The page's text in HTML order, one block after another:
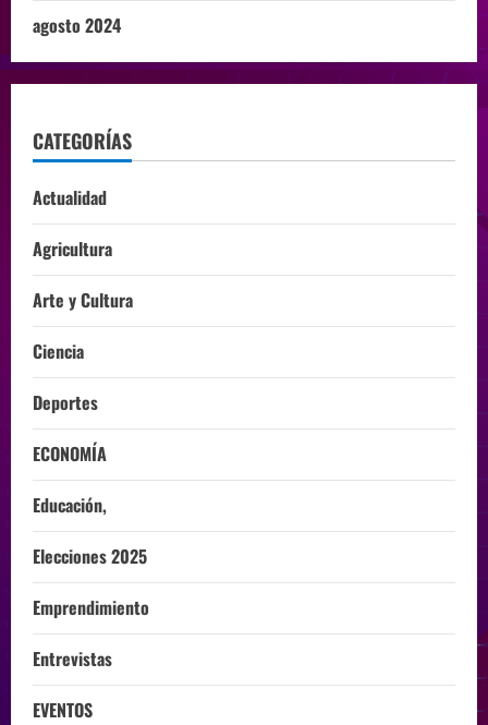
agosto 2024
CATEGORÍAS
Actualidad
Agricultura
Arte y Cultura
Ciencia
Deportes
ECONOMÍA
Educación,
Elecciones 2025
Emprendimiento
Entrevistas
EVENTOS